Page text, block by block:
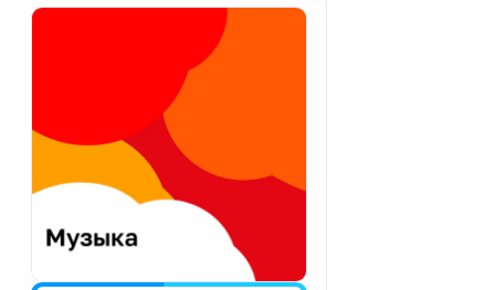
Екатеринбург
Калининград
Калуга